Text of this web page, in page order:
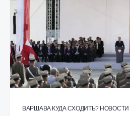
ВАРШАВА КУДА СХОДИТЬ? НОВОСТИ